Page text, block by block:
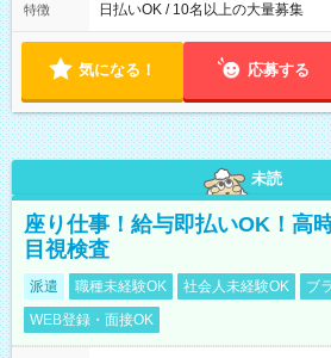
特徴 日払いOK / 10名以上の大量募集
気になる！ 応募する
未読
座り仕事！給与即払いOK！高
目視検査
派遣 職種未経験OK 社会人未経験OK
ブ
WEB登録・面接OK